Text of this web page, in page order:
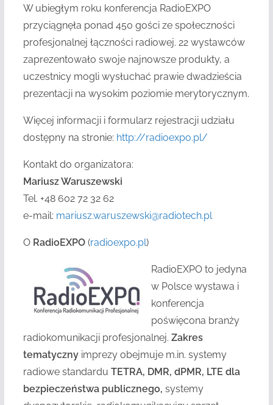
W ubiegłym roku konferencja RadioEXPO
przyciągnęła ponad 450 gości ze społeczności
profesjonalnej łączności radiowej. 22 wystawców
zaprezentowało swoje najnowsze produkty, a
uczestnicy mogli wysłuchać prawie dwadzieścia
prezentacji na wysokim poziomie merytorycznym.
Więcej informacji i formularz rejestracji udziału
dostępny na stronie: http://radioexpo.pl/
Kontakt do organizatora:
Mariusz Waruszewski
Tel. +48 602 72 32 62
e-mail: mariusz.waruszewski@radiotech.pl
O RadioEXPO (radioexpo.pl)
RadioEXPO to jedyna
w Polsce wystawa i
konferencja
poświęcona branży
radiokomunikacji profesjonalnej. Zakres
tematycznyimprezy obejmuje m.in. systemy
radiowe standardu TETRA, DMR, dPMR, LTE dla
bezpieczeństwa publicznego, systemy